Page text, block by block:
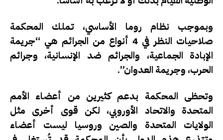
وبموجب نظام روما الأساسي، تملك المحكمة
صلاحيات النظر في 4 أنواع من الجرائم هي “جريمة
الإبادة الجماعية، والجرائم ضد الإنسانية، وجرائم
الحرب، وجريمة العدوان”.
وتحظى المحكمة بدعم كثيرين من أعضاء الأمم
المتحدة والاتحاد الأوروبي، لكن قوى أخرى مثل
الولايات المتحدة والصين وروسيا ليست أعضاء